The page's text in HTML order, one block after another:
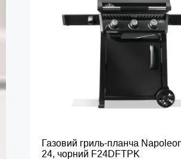
Газовий гриль-планча
24, чорний F24DFTPK